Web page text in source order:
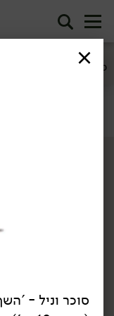
קמחים,
מוצרי אפיה
קמחים, סוכר
סוכר וניל -